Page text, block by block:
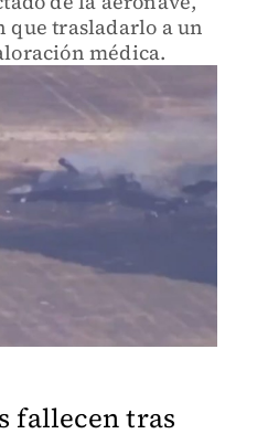
que trasladarlo a un
médica.
fallecen tras